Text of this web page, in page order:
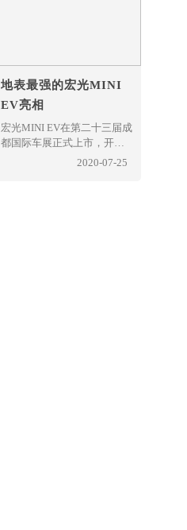
地表最强的宏光MINI
EV亮相
宏光MINI EV在第二十三届成
都国际车展正式上市，开启
人民出行“小时代”。新车共
2020-07-25